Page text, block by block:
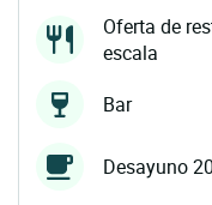
Oferta de
escala
Bar
Desayuno